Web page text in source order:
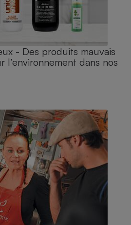
- Des produits mauvais
l’environnement dans nos